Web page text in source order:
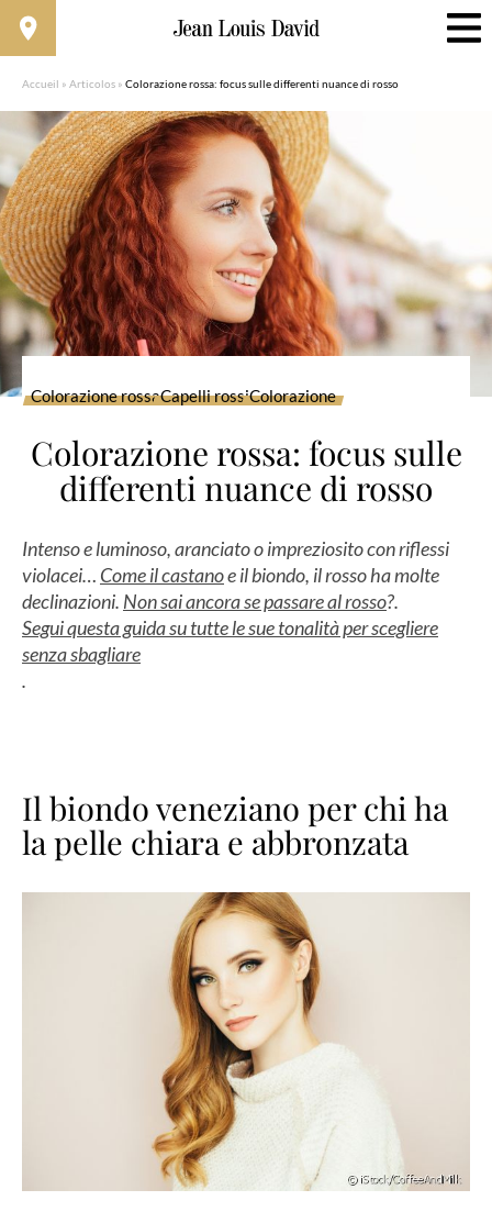
Accueil » Articolos » Colorazione rossa: focus sulle differenti nuance di rosso
Colorazione rossaCapelli rossiColorazione
Colorazione rossa: focus sulle
differenti nuance di rosso
Intenso e luminoso, aranciato o impreziosito con riflessi
violacei… Come il castanoe il biondo, il rosso ha molte
declinazioni. Non sai ancora se passare al rosso?.
Segui questa guida su tutte le sue tonalità per scegliere
senza sbagliare
.
Il biondo veneziano per chi ha
la pelle chiara e abbronzata